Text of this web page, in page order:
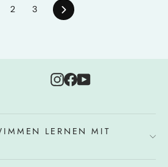
2 3 Next
Instagram
Facebook
YouTube
LERNEN MIT